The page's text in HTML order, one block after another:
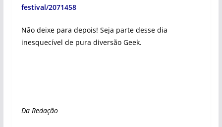
festival/2071458
Não deixe para depois! Seja parte desse dia
inesquecível de pura diversão Geek.
Da Redação